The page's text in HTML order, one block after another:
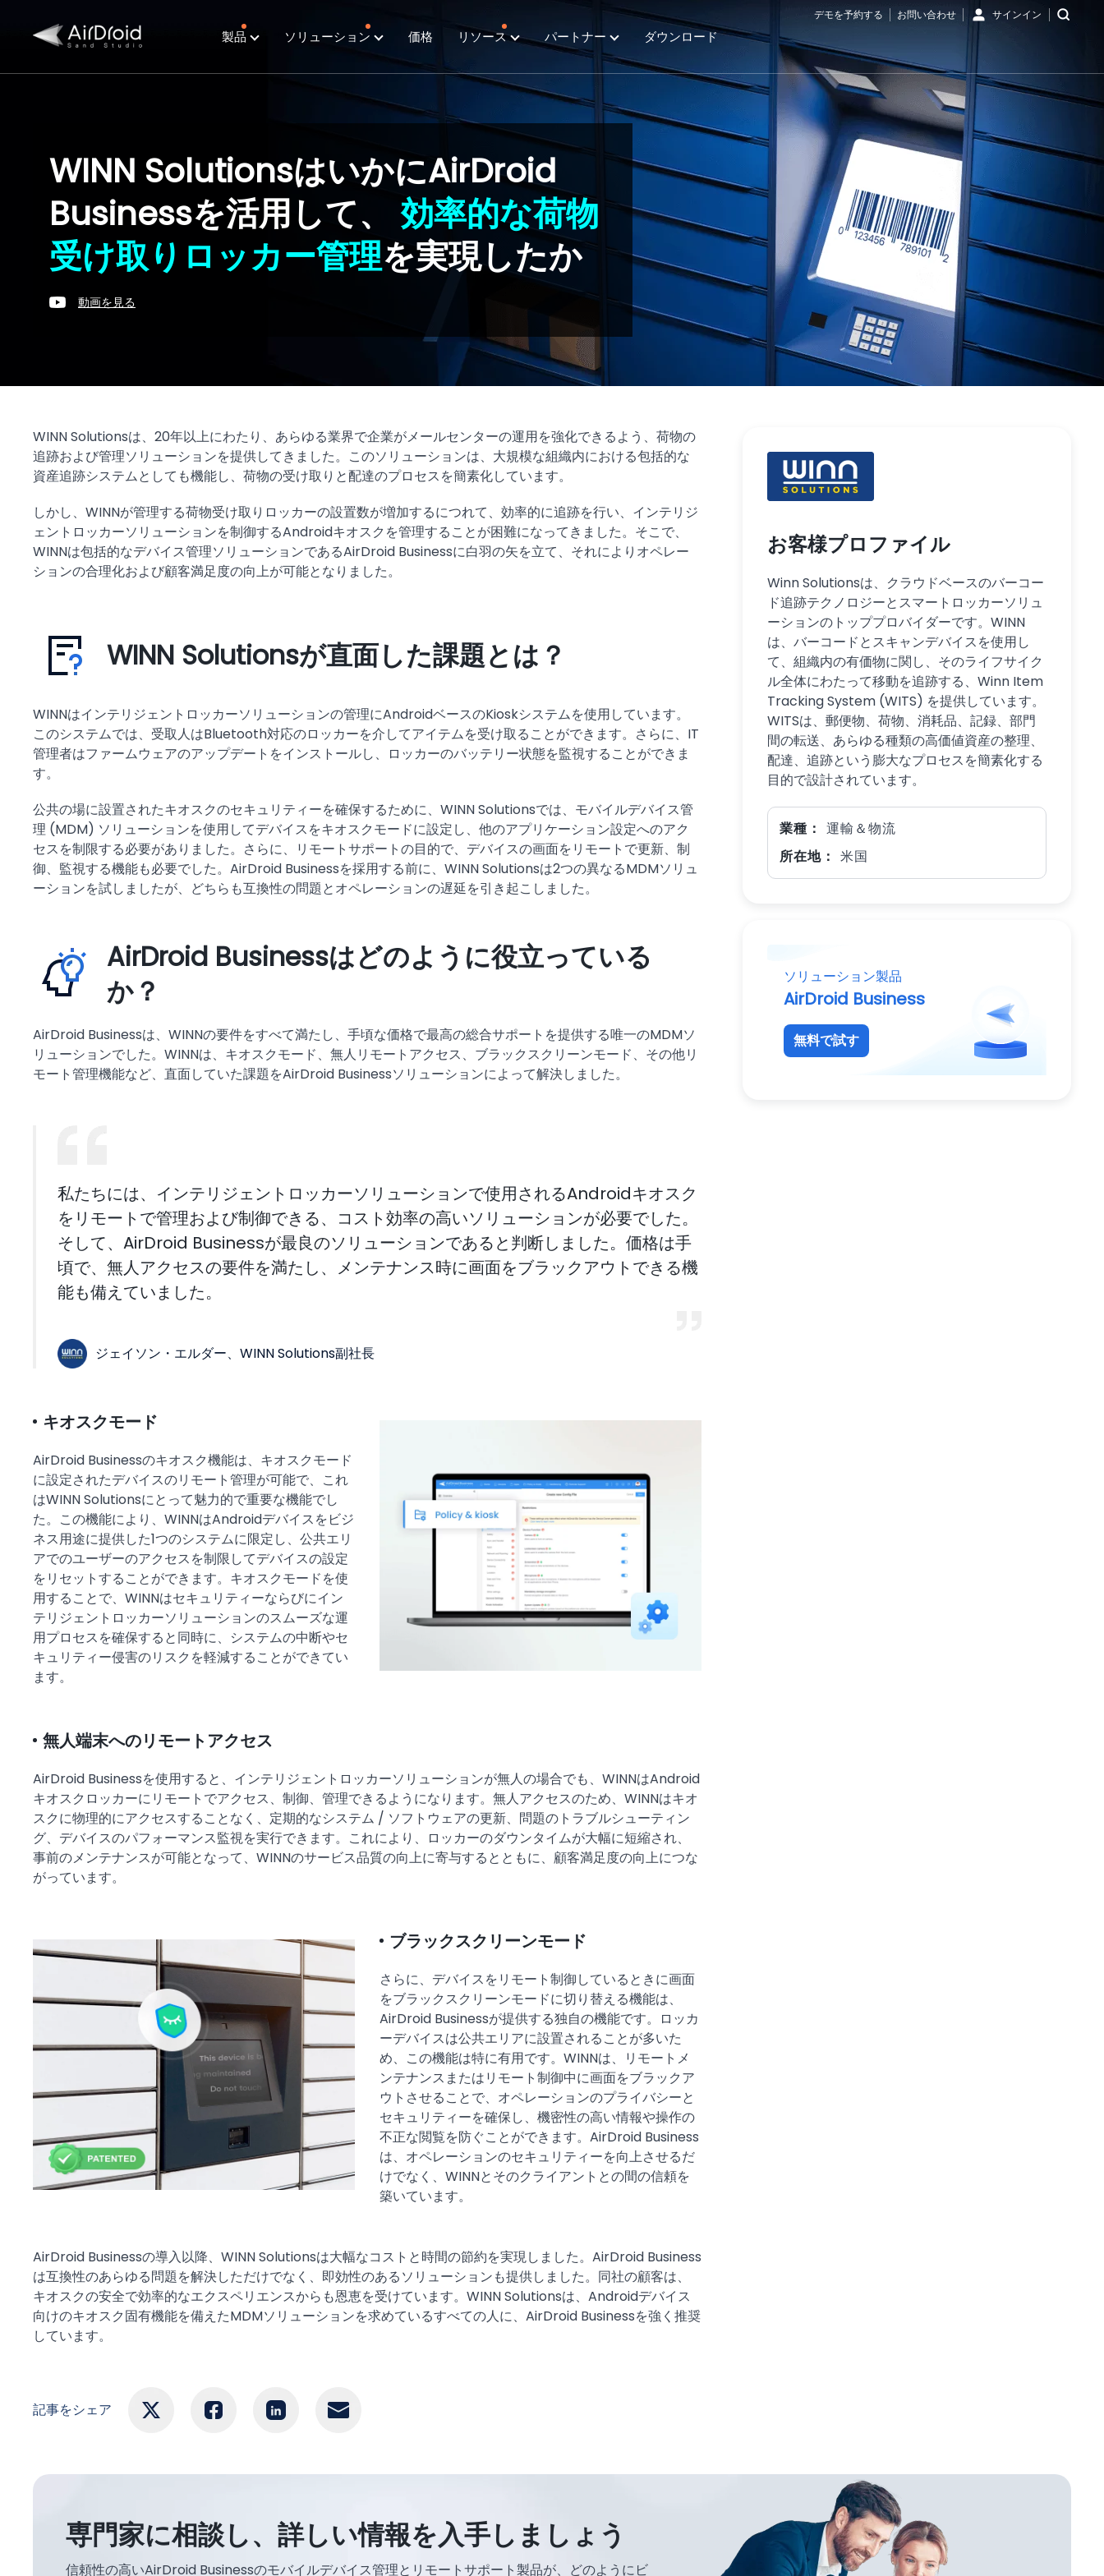
製品 ソリューション 価格 リソース パートナー ダウンロード
デモを予約する お問い合わせ サインイン
WINN SolutionsはいかにAirDroid
Businessを活用して、効率的な荷物
受け取りロッカー管理を実現したか
動画を見る
WINN Solutionsは、20年以上にわたり、あらゆる業界で企業がメールセンターの運用を強化できるよう、荷物の
追跡および管理ソリューションを提供してきました。このソリューションは、大規模な組織内における包括的な
資産追跡システムとしても機能し、荷物の受け取りと配達のプロセスを簡素化しています。
しかし、WINNが管理する荷物受け取りロッカーの設置数が増加するにつれて、効率的に追跡を行い、インテリジ
ェントロッカーソリューションを制御するAndroidキオスクを管理することが困難になってきました。そこで、
WINNは包括的なデバイス管理ソリューションであるAirDroid Businessに白羽の矢を立て、それによりオペレー
ションの合理化および顧客満足度の向上が可能となりました。
WINN Solutionsが直面した課題とは？
WINNはインテリジェントロッカーソリューションの管理にAndroidベースのKioskシステムを使用しています。
このシステムでは、受取人はBluetooth対応のロッカーを介してアイテムを受け取ることができます。さらに、IT
管理者はファームウェアのアップデートをインストールし、ロッカーのバッテリー状態を監視することができま
す。
公共の場に設置されたキオスクのセキュリティーを確保するために、WINN Solutionsでは、モバイルデバイス管
理 (MDM) ソリューションを使用してデバイスをキオスクモードに設定し、他のアプリケーション設定へのアク
セスを制限する必要がありました。さらに、リモートサポートの目的で、デバイスの画面をリモートで更新、制
御、監視する機能も必要でした。AirDroid Businessを採用する前に、WINN Solutionsは2つの異なるMDMソリュ
ーションを試しましたが、どちらも互換性の問題とオペレーションの遅延を引き起こしました。
AirDroid Businessはどのように役立っている
か？
AirDroid Businessは、WINNの要件をすべて満たし、手頃な価格で最高の総合サポートを提供する唯一のMDMソ
リューションでした。WINNは、キオスクモード、無人リモートアクセス、ブラックスクリーンモード、その他リ
モート管理機能など、直面していた課題をAirDroid Businessソリューションによって解決しました。
私たちには、インテリジェントロッカーソリューションで使用されるAndroidキオスク
をリモートで管理および制御できる、コスト効率の高いソリューションが必要でした。
そして、AirDroid Businessが最良のソリューションであると判断しました。価格は手
頃で、無人アクセスの要件を満たし、メンテナンス時に画面をブラックアウトできる機
能も備えていました。
ジェイソン・エルダー、WINN Solutions副社長
キオスクモード
AirDroid Businessのキオスク機能は、キオスクモード
に設定されたデバイスのリモート管理が可能で、これ
はWINN Solutionsにとって魅力的で重要な機能でし
た。この機能により、WINNはAndroidデバイスをビジ
ネス用途に提供した1つのシステムに限定し、公共エリ
アでのユーザーのアクセスを制限してデバイスの設定
をリセットすることができます。キオスクモードを使
用することで、WINNはセキュリティーならびにイン
テリジェントロッカーソリューションのスムーズな運
用プロセスを確保すると同時に、システムの中断やセ
キュリティー侵害のリスクを軽減することができてい
ます。
無人端末へのリモートアクセス
AirDroid Businessを使用すると、インテリジェントロッカーソリューションが無人の場合でも、WINNはAndroid
キオスクロッカーにリモートでアクセス、制御、管理できるようになります。無人アクセスのため、WINNはキオ
スクに物理的にアクセスすることなく、定期的なシステム / ソフトウェアの更新、問題のトラブルシューティン
グ、デバイスのパフォーマンス監視を実行できます。これにより、ロッカーのダウンタイムが大幅に短縮され、
事前のメンテナンスが可能となって、WINNのサービス品質の向上に寄与するとともに、顧客満足度の向上につな
がっています。
ブラックスクリーンモード
さらに、デバイスをリモート制御しているときに画面
をブラックスクリーンモードに切り替える機能は、
AirDroid Businessが提供する独自の機能です。ロッカ
ーデバイスは公共エリアに設置されることが多いた
め、この機能は特に有用です。WINNは、リモートメ
ンテナンスまたはリモート制御中に画面をブラックア
ウトさせることで、オペレーションのプライバシーと
セキュリティーを確保し、機密性の高い情報や操作の
不正な閲覧を防ぐことができます。AirDroid Business
は、オペレーションのセキュリティーを向上させるだ
けでなく、WINNとそのクライアントとの間の信頼を
築いています。
AirDroid Businessの導入以降、WINN Solutionsは大幅なコストと時間の節約を実現しました。AirDroid Business
は互換性のあらゆる問題を解決しただけでなく、即効性のあるソリューションも提供しました。同社の顧客は、
キオスクの安全で効率的なエクスペリエンスからも恩恵を受けています。WINN Solutionsは、Androidデバイス
向けのキオスク固有機能を備えたMDMソリューションを求めているすべての人に、AirDroid Businessを強く推奨
しています。
記事をシェア
お客様プロファイル
Winn Solutionsは、クラウドベースのバーコー
ド追跡テクノロジーとスマートロッカーソリュ
ーションのトッププロバイダーです。WINN
は、バーコードとスキャンデバイスを使用し
て、組織内の有価物に関し、そのライフサイク
ル全体にわたって移動を追跡する、Winn Item
Tracking System (WITS) を提供しています。
WITSは、郵便物、荷物、消耗品、記録、部門
間の転送、あらゆる種類の高価値資産の整理、
配達、追跡という膨大なプロセスを簡素化する
目的で設計されています。
業種： 運輸＆物流
所在地： 米国
ソリューション製品
AirDroid Business
無料で試す
専門家に相談し、詳しい情報を入手しましょう
信頼性の高いAirDroid Businessのモバイルデバイス管理とリモートサポート製品が、どのようにビ